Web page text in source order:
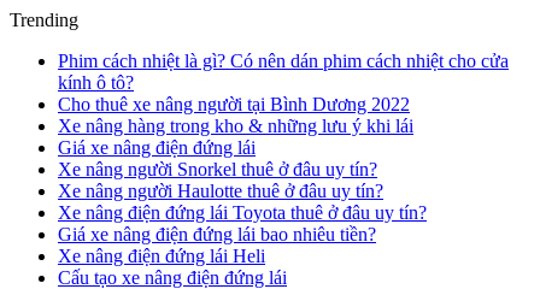
Trending
Phim cách nhiệt là gì? Có nên dán phim cách nhiệt cho cửa
kính ô tô?
Cho thuê xe nâng người tại Bình Dương 2022
Xe nâng hàng trong kho & những lưu ý khi lái
Giá xe nâng điện đứng lái
Xe nâng người Snorkel thuê ở đâu uy tín?
Xe nâng người Haulotte thuê ở đâu uy tín?
Xe nâng điện đứng lái Toyota thuê ở đâu uy tín?
Giá xe nâng điện đứng lái bao nhiêu tiền?
Xe nâng điện đứng lái Heli
Cấu tạo xe nâng điện đứng lái